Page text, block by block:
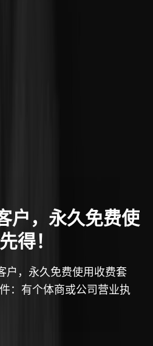
户，永久免费使
得！
户，永久免费使用收费套
：有个体商或公司营业执